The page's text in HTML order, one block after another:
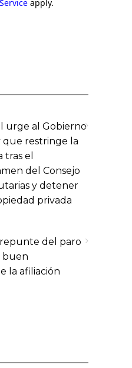
apply.
urge al Gobierno
que restringe la
tras el
del Consejo
y detener
privada
del paro
buen
la afiliación